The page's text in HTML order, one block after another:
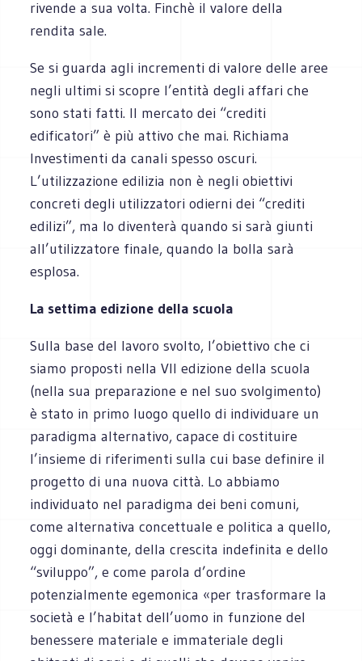
rivende a sua volta. Finchè il valore della
rendita sale.
Se si guarda agli incrementi di valore delle aree
negli ultimi si scopre l’entità degli affari che
sono stati fatti. Il mercato dei “crediti
edificatori” è più attivo che mai. Richiama
Investimenti da canali spesso oscuri.
L’utilizzazione edilizia non è negli obiettivi
concreti degli utilizzatori odierni dei “crediti
edilizi”, ma lo diventerà quando si sarà giunti
all’utilizzatore finale, quando la bolla sarà
esplosa.
La settima edizione della scuola
Sulla base del lavoro svolto, l’obiettivo che ci
siamo proposti nella VII edizione della scuola
(nella sua preparazione e nel suo svolgimento)
è stato in primo luogo quello di individuare un
paradigma alternativo, capace di costituire
l’insieme di riferimenti sulla cui base definire il
progetto di una nuova città. Lo abbiamo
individuato nel paradigma dei beni comuni,
come alternativa concettuale e politica a quello,
oggi dominante, della crescita indefinita e dello
“sviluppo”, e come parola d’ordine
potenzialmente egemonica «per trasformare la
società e l’habitat dell’uomo in funzione del
benessere materiale e immateriale degli